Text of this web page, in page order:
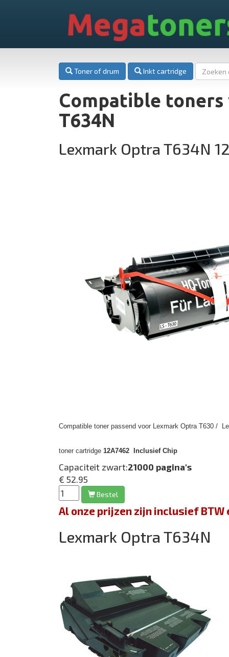
Mega
Toner of drum Inkt cartridge
Compatible
T634N
Lexmark Optra T634N
Compatible toner passend voor Lexmark Optra T630 /
toner cartridge 12A7462 Inclusief Chip
Capaciteit zwart:21000 pagina's
€ 52.95
Bestel
Al onze prijzen zijn inclusief
Lexmark Optra T634N